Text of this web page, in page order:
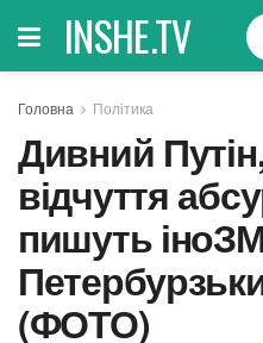
INSHE.TV
Головна Політика
Дивний Путін,
відчуття
пишуть
(ФОТО)